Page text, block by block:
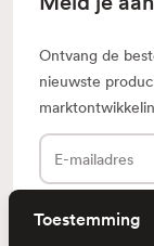
Toestemming
Ontvang de
nieuwste
E-
mailadres